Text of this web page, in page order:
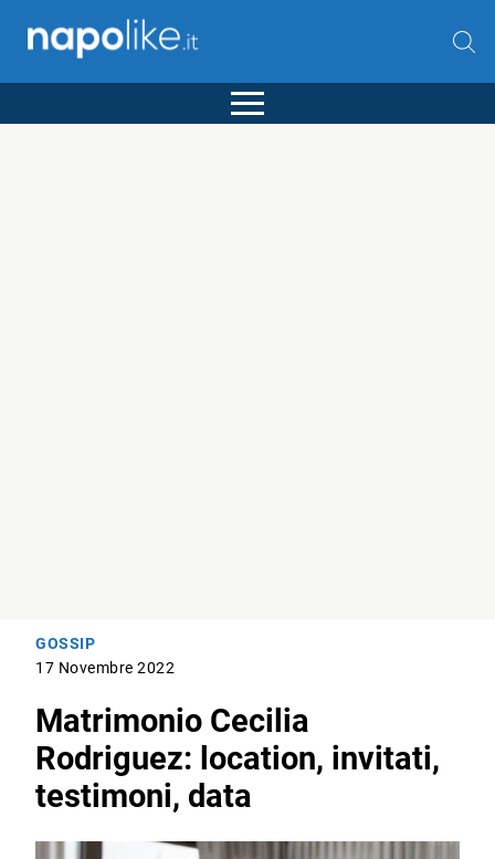
GOSSIP
17 Novembre 2022
Matrimonio Cecilia
Rodriguez: location, invitati,
testimoni, data